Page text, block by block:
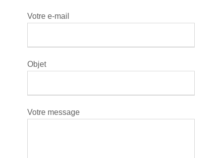
Votre e-mail
Objet
Votre message